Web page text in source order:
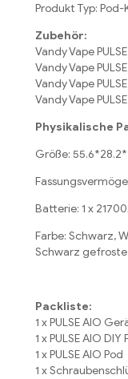
Produkt Typ: Pod-
Zubehör:
Vandy Vape
Vandy Vape
Vandy Vape
Vandy Vape
Physikalische
Größe:
Batterie: 1 x
Farbe: Schwarz,
Schwarz
Packliste:
1 x PULSE AIO
1 x PULSE AIO DIY
1 x PULSE AIO Pod
1 x